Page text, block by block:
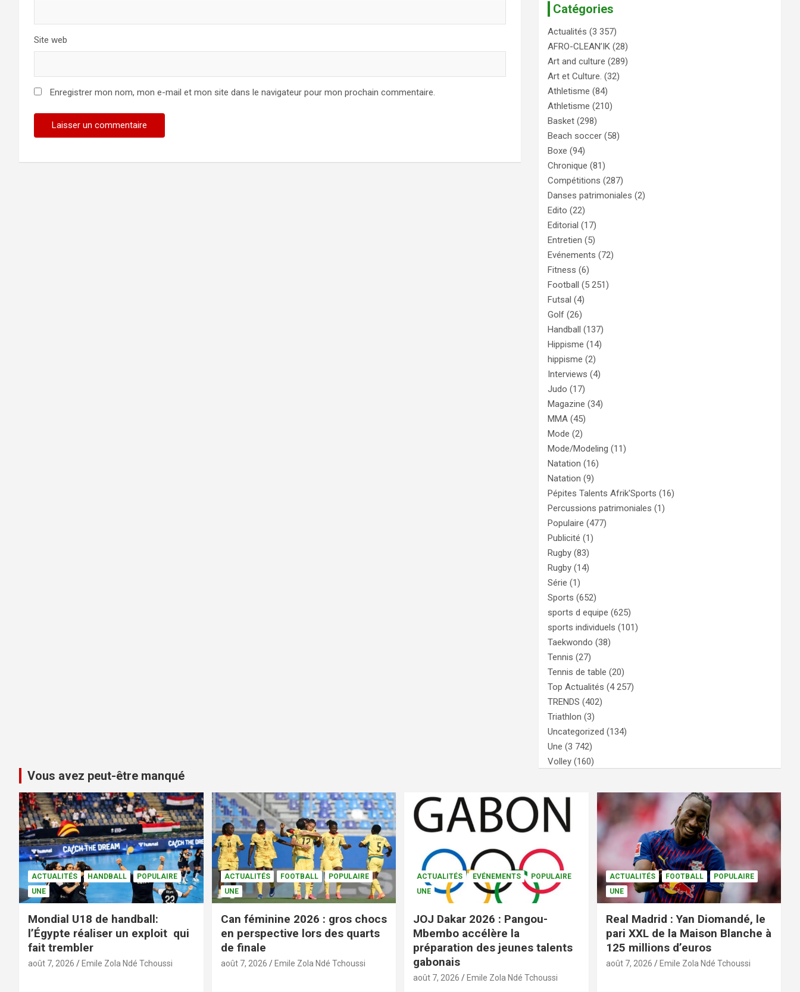
Site web
Enregistrer mon nom, mon e-mail et mon site dans le navigateur pour mon prochain commentaire.
Catégories
Actualités (3 357)
AFRO-CLEAN’IK (28)
Art and culture (289)
Art et Culture. (32)
Athletisme (84)
Athletisme (210)
Basket (298)
Beach soccer (58)
Boxe (94)
Chronique (81)
Compétitions (287)
Danses patrimoniales (2)
Edito (22)
Editorial (17)
Entretien (5)
Evénements (72)
Fitness (6)
Football (5 251)
Futsal (4)
Golf (26)
Handball (137)
Hippisme (14)
hippisme (2)
Interviews (4)
Judo (17)
Magazine (34)
MMA (45)
Mode (2)
Mode/Modeling (11)
Natation (16)
Natation (9)
Pépites Talents Afrik'Sports (16)
Percussions patrimoniales (1)
Populaire (477)
Publicité (1)
Rugby (83)
Rugby (14)
Série (1)
Sports (652)
sports d equipe (625)
sports individuels (101)
Taekwondo (38)
Tennis (27)
Tennis de table (20)
Top Actualités (4 257)
TRENDS (402)
Triathlon (3)
Uncategorized (134)
Une (3 742)
Volley (160)
Vous avez peut-être manqué
ACTUALITÉS HANDBALL
POPULAIRE
UNE
Mondial U18 de handball:
l’Égypte réaliser un exploit qui
fait trembler
août 7, 2026 Emile Zola Ndé Tchoussi
ACTUALITÉS FOOTBALL
POPULAIRE
UNE
Can féminine 2026 : gros chocs
en perspective lors des quarts
de finale
août 7, 2026 Emile Zola Ndé Tchoussi
ACTUALITÉS EVÉNEMENTS
POPULAIRE
UNE
JOJ Dakar 2026 : Pangou-
Mbembo accélère la
préparation des jeunes talents
gabonais
août 7, 2026 Emile Zola Ndé Tchoussi
ACTUALITÉS FOOTBALL
POPULAIRE
UNE
Real Madrid : Yan Diomandé, le
pari XXL de la Maison Blanche à
125 millions d’euros
août 7, 2026 Emile Zola Ndé Tchoussi